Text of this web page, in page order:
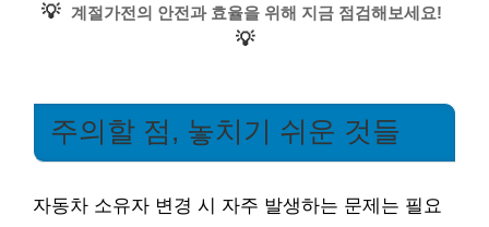
💡 계절가전의 안전과 효율을 위해 지금 점검해보세요!
💡
주의할 점, 놓치기 쉬운 것들
자동차 소유자 변경 시 자주 발생하는 문제는 필요